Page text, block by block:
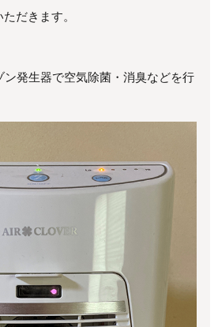
だきます。
ン発生器で空気除菌・消臭などを行